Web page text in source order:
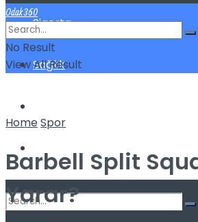
Sigorta
Sağlık
Odak360
No Result
View All Result
HomeSpor
Barbell Split
Yarar?